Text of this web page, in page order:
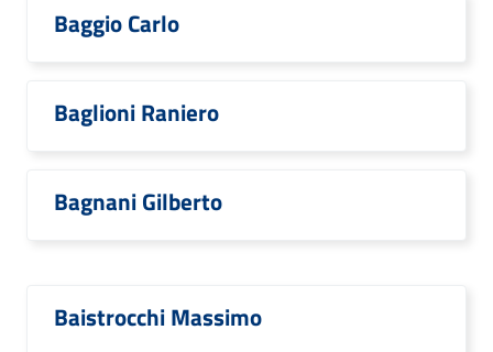
Baggio Carlo
Baglioni Raniero
Bagnani Gilberto
Baistrocchi Massimo